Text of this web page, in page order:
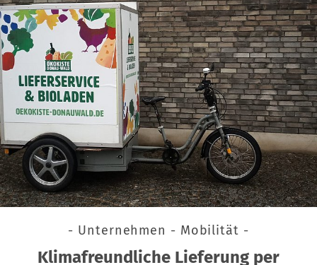
- Unternehmen - Mobilität -
Klimafreundliche Lieferung per